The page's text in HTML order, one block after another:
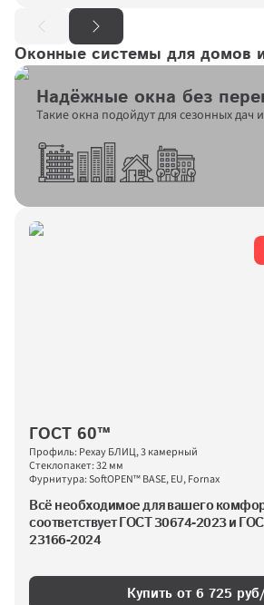
Оконные системы для домов
Надёжные окна без
Такие окна подойдут для сезонных дач
ГОСТ 60™
Профиль: Рехау БЛИЦ, 3 камерный
Стеклопакет: 32 мм
Фурнитура: SoftOPEN™ BASE, EU, Fornax
Всё необходимое для вашего
соответствует ГОСТ 30674-2023 и
23166-2024
Купить от 6 725